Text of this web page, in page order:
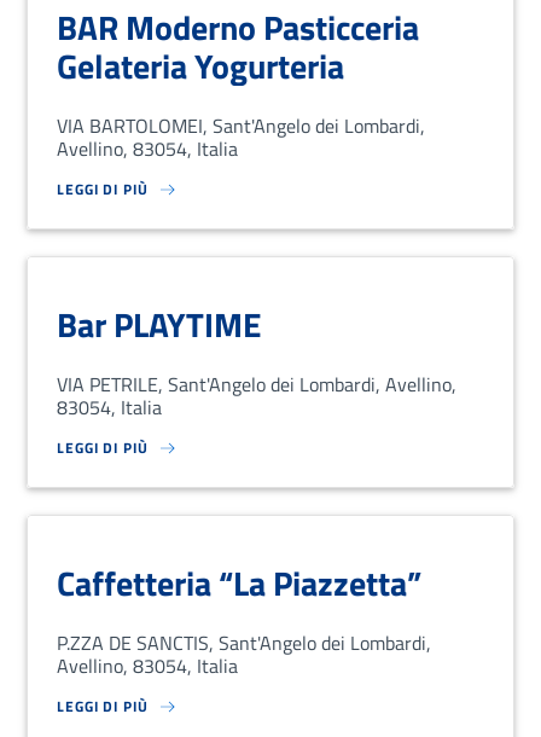
BAR Moderno Pasticceria
Gelateria Yogurteria
VIA BARTOLOMEI, Sant'Angelo dei Lombardi,
Avellino, 83054, Italia
LEGGI DI PIÙ
SU LOREM IPSUM DOLOR SIT AMET, CONSECTETUR ADIPISCING
Bar PLAYTIME
VIA PETRILE, Sant'Angelo dei Lombardi, Avellino,
83054, Italia
LEGGI DI PIÙ
SU LOREM IPSUM DOLOR SIT AMET, CONSECTETUR ADIPISCING
Caffetteria “La Piazzetta”
P.ZZA DE SANCTIS, Sant'Angelo dei Lombardi,
Avellino, 83054, Italia
LEGGI DI PIÙ
SU LOREM IPSUM DOLOR SIT AMET, CONSECTETUR ADIPISCING